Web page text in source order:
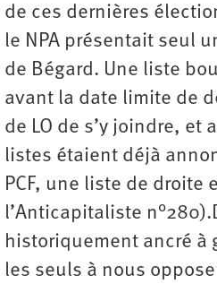
de ces dernières
le NPA présentait seul
de Bégard. Une liste
avant la date limite de
de LO de s’y joindre, et
listes étaient déjà
PCF, une liste de droite
l’Anticapitaliste
historiquement ancré à
les seuls à nous